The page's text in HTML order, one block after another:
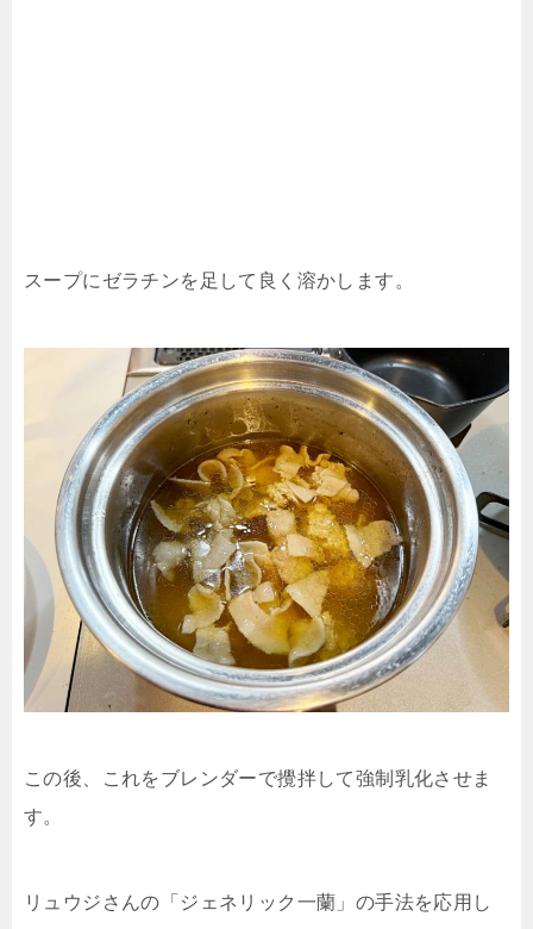
スープにゼラチンを足して良く溶かします。
この後、これをブレンダーで攪拌して強制乳化させま
す。
リュウジさんの「ジェネリック一蘭」の手法を応用し